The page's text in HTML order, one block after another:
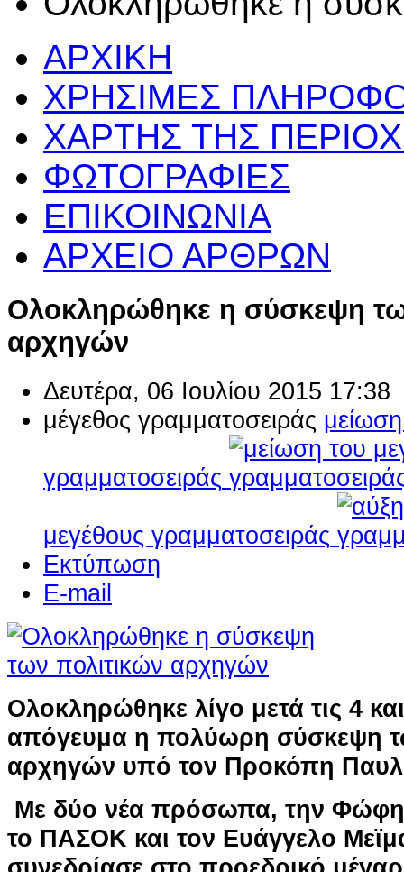
ΑΡΧΙΚΗ
ΧΡΗΣΙΜΕΣ
ΧΑΡΤΗΣ ΤΗΣ
ΦΩΤΟΓΡΑΦΙΕΣ
ΕΠΙΚΟΙΝΩΝΙΑ
ΑΡΧΕΙΟ ΑΡΘΡΩΝ
Ολοκληρώθηκε η σύσκεψη
αρχηγών
Δευτέρα, 06 Ιουλίου 2015 17:38
μέγεθος γραμματοσειράς
γραμματοσειράς
μεγέθους γραμματοσειράς
Εκτύπωση
E-mail
Ολοκληρώθηκε λίγο μετά τις 4
απόγευμα η πολύωρη σύσκεψη
αρχηγών υπό τον Προκόπη
Με δύο νέα πρόσωπα, την
το ΠΑΣΟΚ και τον Ευάγγελο